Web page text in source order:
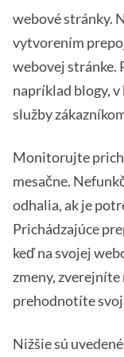
webové stránky.
vytvorením
webovej stránke.
napríklad blogy,
služby
Monitorujte
mesačne.
odhalia, ak je
Prichádzajúce
keď na svojej
zmeny,
prehodnotíte
Nižšie sú